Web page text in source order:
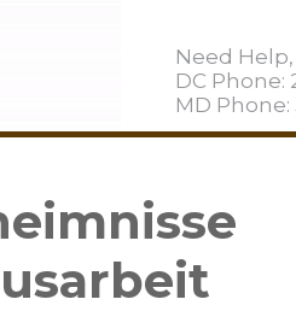
Need
DC Phone:
MD Phone: